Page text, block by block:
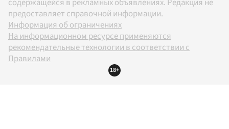
содержащейся в рекламных объявлениях. Редакция не
предоставляет справочной информации.
Информация об ограничениях
На информационном ресурсе применяются
рекомендательные технологии в соответствии с
Правилами
18+